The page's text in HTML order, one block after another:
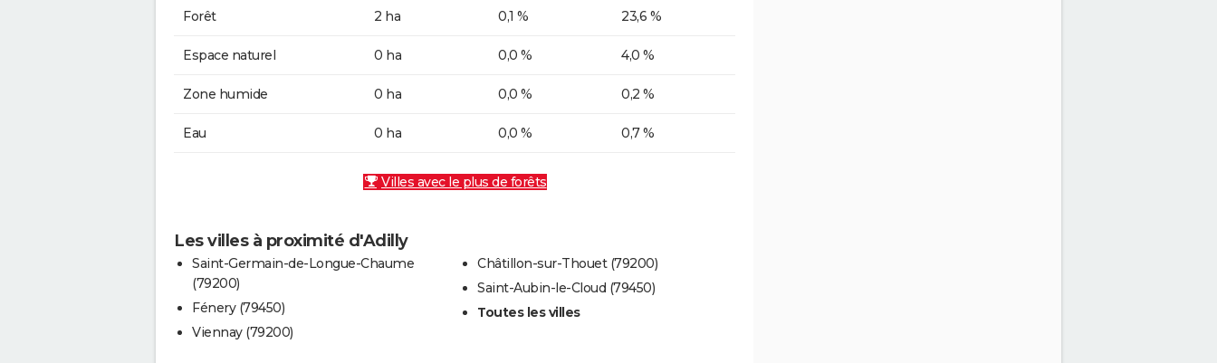
Forêt 2 ha 0,1 % 23,6 %
Espace naturel 0 ha 0,0 % 4,0 %
Zone humide 0 ha 0,0 % 0,2 %
Eau 0 ha 0,0 % 0,7 %
Villes avec le plus de forêts
Les villes à proximité d'Adilly
Saint-Germain-de-Longue-Chaume
(79200)
Fénery (79450)
Viennay (79200)
Châtillon-sur-Thouet (79200)
Saint-Aubin-le-Cloud (79450)
Toutes les villes